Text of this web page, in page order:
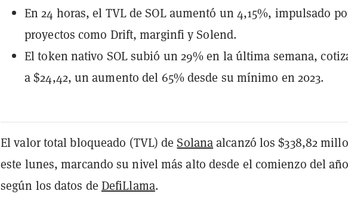
En 24 horas, el TVL de SOL aumentó un 4,15%, impulsado
proyectos como Drift, marginfi y Solend.
El token nativo SOL subió un 29% en la última semana,
a $24,42, un aumento del 65% desde su mínimo en 2023.
El valor total bloqueado (TVL) deSolanaalcanzó los $338,82
este lunes, marcando su nivel más alto desde el comienzo del
según los datos de DefiLlama.